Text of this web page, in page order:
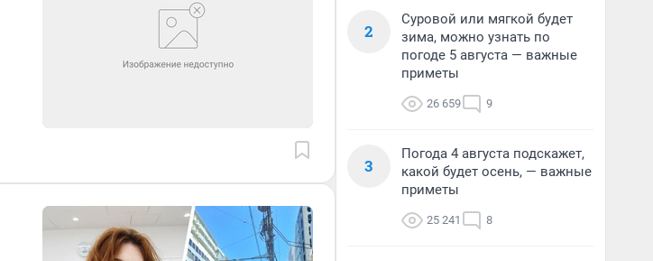
2
Суровой или мягкой будет
зима, можно узнать по
погоде 5 августа — важные
приметы
26 659 9
3
Погода 4 августа подскажет,
какой будет осень, — важные
приметы
25 241 8